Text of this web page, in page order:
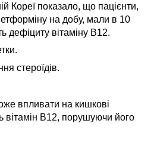
Кореї показало, що пацієнти,
на добу, мали в 10
дефіциту вітаміну B12.
стероїдів.
впливати на кишкові
вітамін B12, порушуючи його